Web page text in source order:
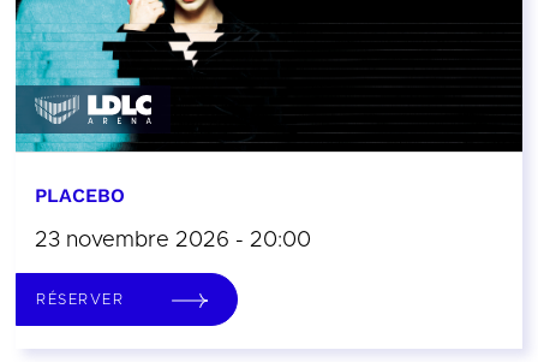
PLACEBO
23 novembre 2026 - 20:00
RÉSERVER